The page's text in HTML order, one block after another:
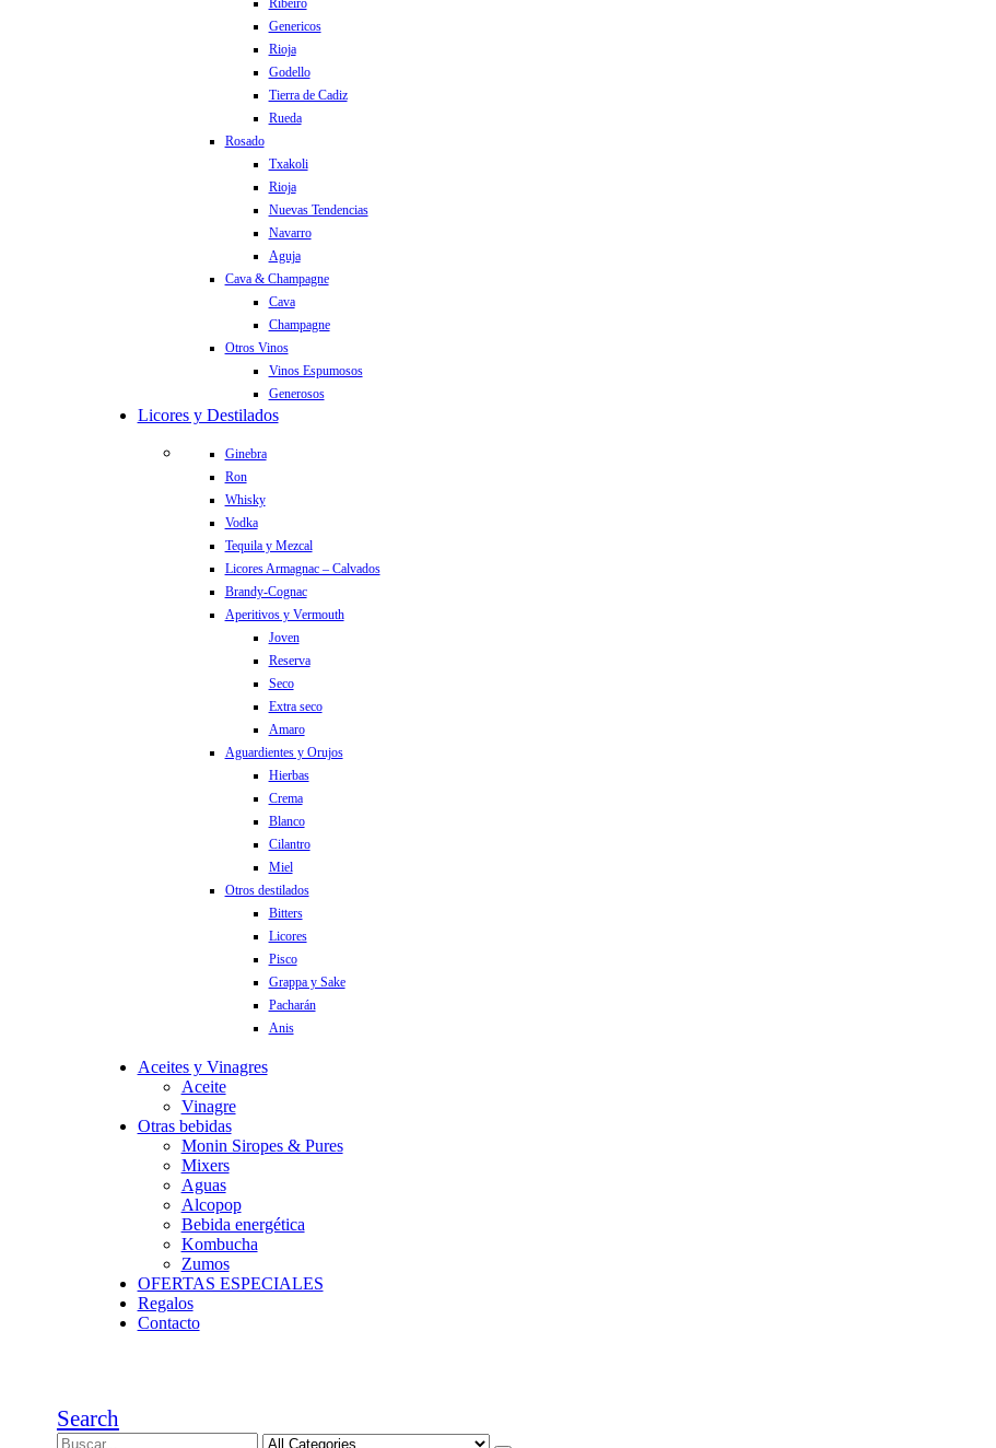
Ribeiro
Genericos
Rioja
Godello
Tierra de Cadiz
Rueda
Rosado
Txakoli
Rioja
Nuevas Tendencias
Navarro
Aguja
Cava & Champagne
Cava
Champagne
Otros Vinos
Vinos Espumosos
Generosos
Licores y Destilados
Ginebra
Ron
Whisky
Vodka
Tequila y Mezcal
Licores Armagnac – Calvados
Brandy-Cognac
Aperitivos y Vermouth
Joven
Reserva
Seco
Extra seco
Amaro
Aguardientes y Orujos
Hierbas
Crema
Blanco
Cilantro
Miel
Otros destilados
Bitters
Licores
Pisco
Grappa y Sake
Pacharán
Anis
Aceites y Vinagres
Aceite
Vinagre
Otras bebidas
Monin Siropes & Pures
Mixers
Aguas
Alcopop
Bebida energética
Kombucha
Zumos
OFERTAS ESPECIALES
Regalos
Contacto
Search